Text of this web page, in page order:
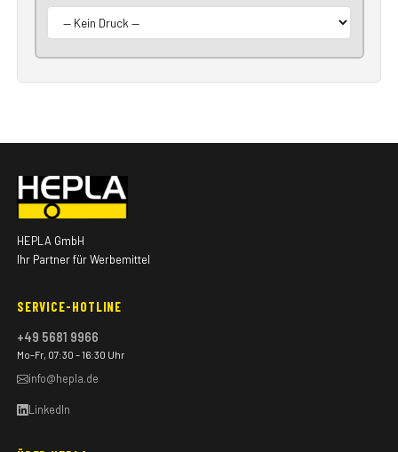
HEPLA GmbH
Ihr Partner für Werbemittel
SERVICE-HOTLINE
+49 5681 9966
Mo–Fr, 07:30 – 16:30 Uhr
info@hepla.de
LinkedIn